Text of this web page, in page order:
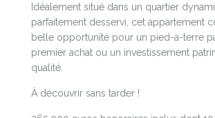
Idéalement situé dans un quartier
parfaitement desservi, cet appartement
belle opportunité pour un pied-à-terre
premier achat ou un investissement
qualité.
À découvrir sans tarder !